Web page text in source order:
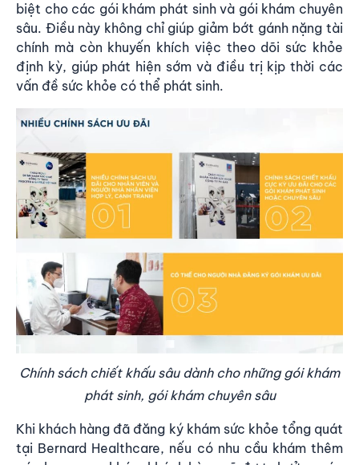
biệt cho các gói khám phát sinh và gói khám chuyên
sâu. Điều này không chỉ giúp giảm bớt gánh nặng tài
chính mà còn khuyến khích việc theo dõi sức khỏe
định kỳ, giúp phát hiện sớm và điều trị kịp thời các
vấn đề sức khỏe có thể phát sinh.
Chính sách chiết khấu sâu dành cho những gói khám
phát sinh, gói khám chuyên sâu
Khi khách hàng đã đăng ký khám sức khỏe tổng quát
tại Bernard Healthcare, nếu có nhu cầu khám thêm